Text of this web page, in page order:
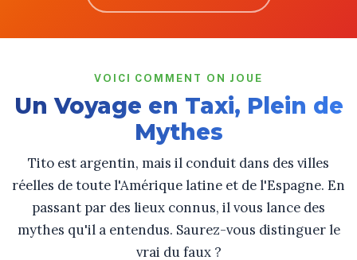
VOICI COMMENT ON JOUE
Un Voyage en Taxi, Plein de
Mythes
Tito est argentin, mais il conduit dans des villes
réelles de toute l'Amérique latine et de l'Espagne. En
passant par des lieux connus, il vous lance des
mythes qu'il a entendus. Saurez-vous distinguer le
vrai du faux ?